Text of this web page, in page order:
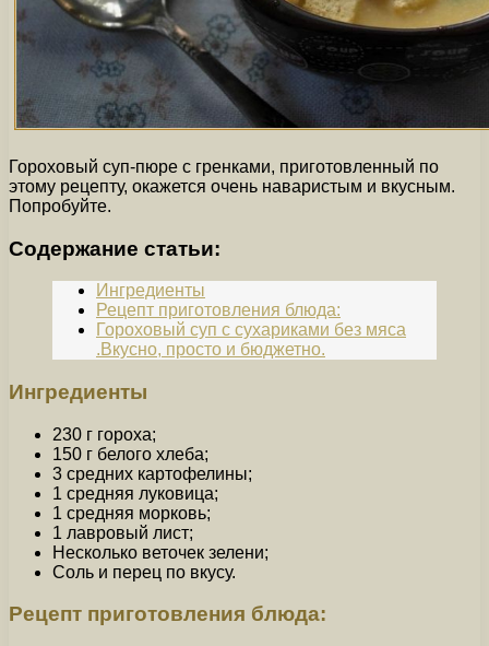
Гороховый суп-пюре с гренками, приготовленный по
этому рецепту, окажется очень наваристым и вкусным.
Попробуйте.
Содержание статьи:
Ингредиенты
Рецепт приготовления блюда:
Гороховый суп с сухариками без мяса
.Вкусно, просто и бюджетно.
Ингредиенты
230 г гороха;
150 г белого хлеба;
3 средних картофелины;
1 средняя луковица;
1 средняя морковь;
1 лавровый лист;
Несколько веточек зелени;
Соль и перец по вкусу.
Рецепт приготовления блюда: